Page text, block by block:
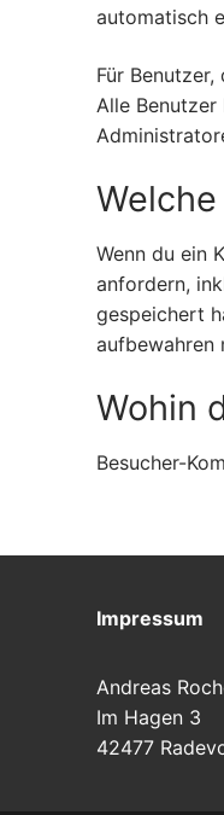
automatisch
Für
Alle
Wenn du ein
anfordern,
gespeichert
aufbewahren
Wohin
Besucher-
Impressum
Andreas
Im Hagen 3
42477